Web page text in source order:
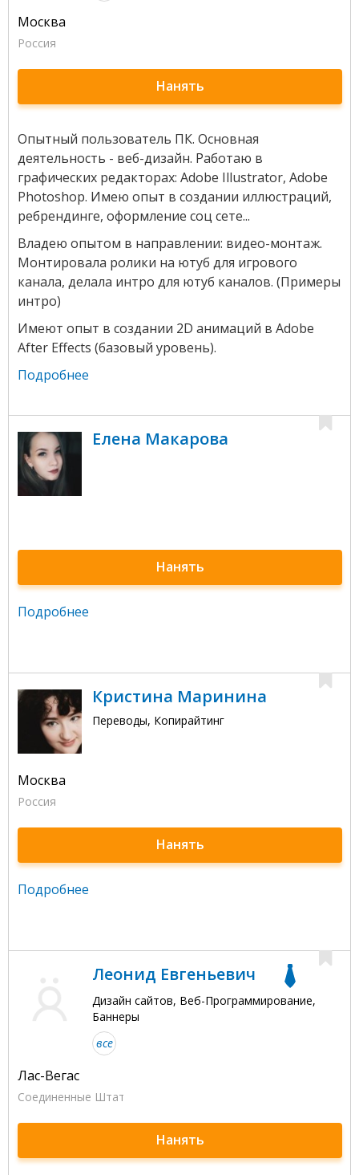
Москва
Россия
Нанять
Опытный пользователь ПК. Основная
деятельность - веб-дизайн. Работаю в
графических редакторах: Adobe Illustrator, Adobe
Photoshop. Имею опыт в создании иллюстраций,
ребрендинге, оформление соц сете...
Владею опытом в направлении: видео-монтаж.
Монтировала ролики на ютуб для игрового
канала, делала интро для ютуб каналов. (Примеры
интро)
Имеют опыт в создании 2D анимаций в Adobe
After Effects (базовый уровень).
Подробнее
Елена Макарова
Нанять
Подробнее
Кристина Маринина
Переводы, Копирайтинг
Москва
Россия
Нанять
Подробнее
Леонид Евгеньевич
Дизайн сайтов, Веб-Программирование,
Баннеры
все
Лас-Вегас
Соединенные Штаты Америки
Нанять